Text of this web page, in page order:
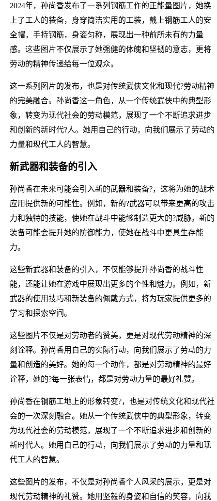
2024年，孙尚香发布了一系列钢筋工作的正能量图片，她换
上了工人的装备，身穿简洁实用的工装，戴上钢筋工人的安
全帽，手持钢筋，身姿匀称，展现出一种前所未有的力量
感。这些图片不仅展示了她强健的体魄和坚韧的意志，更将
劳动的精神传递给每一位观众。
这一系列图片的发布，也是对传统武侠文化和现代?劳动精神
的完美融合。孙尚香这一角色，从一个传统武侠中的典型形
象，转变为现代社会的劳动模范，展现了一个不断追求进步
和创新的新时代?人。她用自己的行动，向我们展示了劳动的
力量和现代工人的智慧。
新武器和装备的引入
孙尚香在未来可能会引入新的武器和装备?，这将为她的战术
应用提供新的可能性。例如，新的?武器可以带来更高的攻击
力和独特的技能，使她在战斗中能够制造更大的?威胁。新的
装备可能会提升她的防御能力，使她在战斗中更具生存能
力。
这些新武器和装备的引入，不仅能够提升孙尚香的战斗性
能，还能让她在游戏中展现出更多的个性和魅力。例如，新
武器的使用技巧和新装备的佩戴方式，将为玩家提供更多的
学习和探索空间。
这些图片不仅是对劳动者的赞美，更是对现代劳动精神的深
刻诠释。孙尚香用自己的实际行动，向我们展示了劳动的力
量和创造的美好。她的每一个动作，都是对劳动精神的最好
诠释，她的?每一张表情，都是对劳动力量的最好礼赞。
孙尚香在钢筋工地上的形象转变?，也是对传统文化和现代社
会的一次深刻融合。她从一个传统武侠中的典型形象，转变
为现代社会的劳动模范，展现了一个不断追求进步和创新的
新时代人。她用自己的行动，向我们展示了劳动的力量和现
代工人的智慧。
这些图片的发布，不仅是对孙尚香个人风采的展示，更是对
现代劳动精神的礼赞。她用坚毅的身姿和自信的笑容，向我